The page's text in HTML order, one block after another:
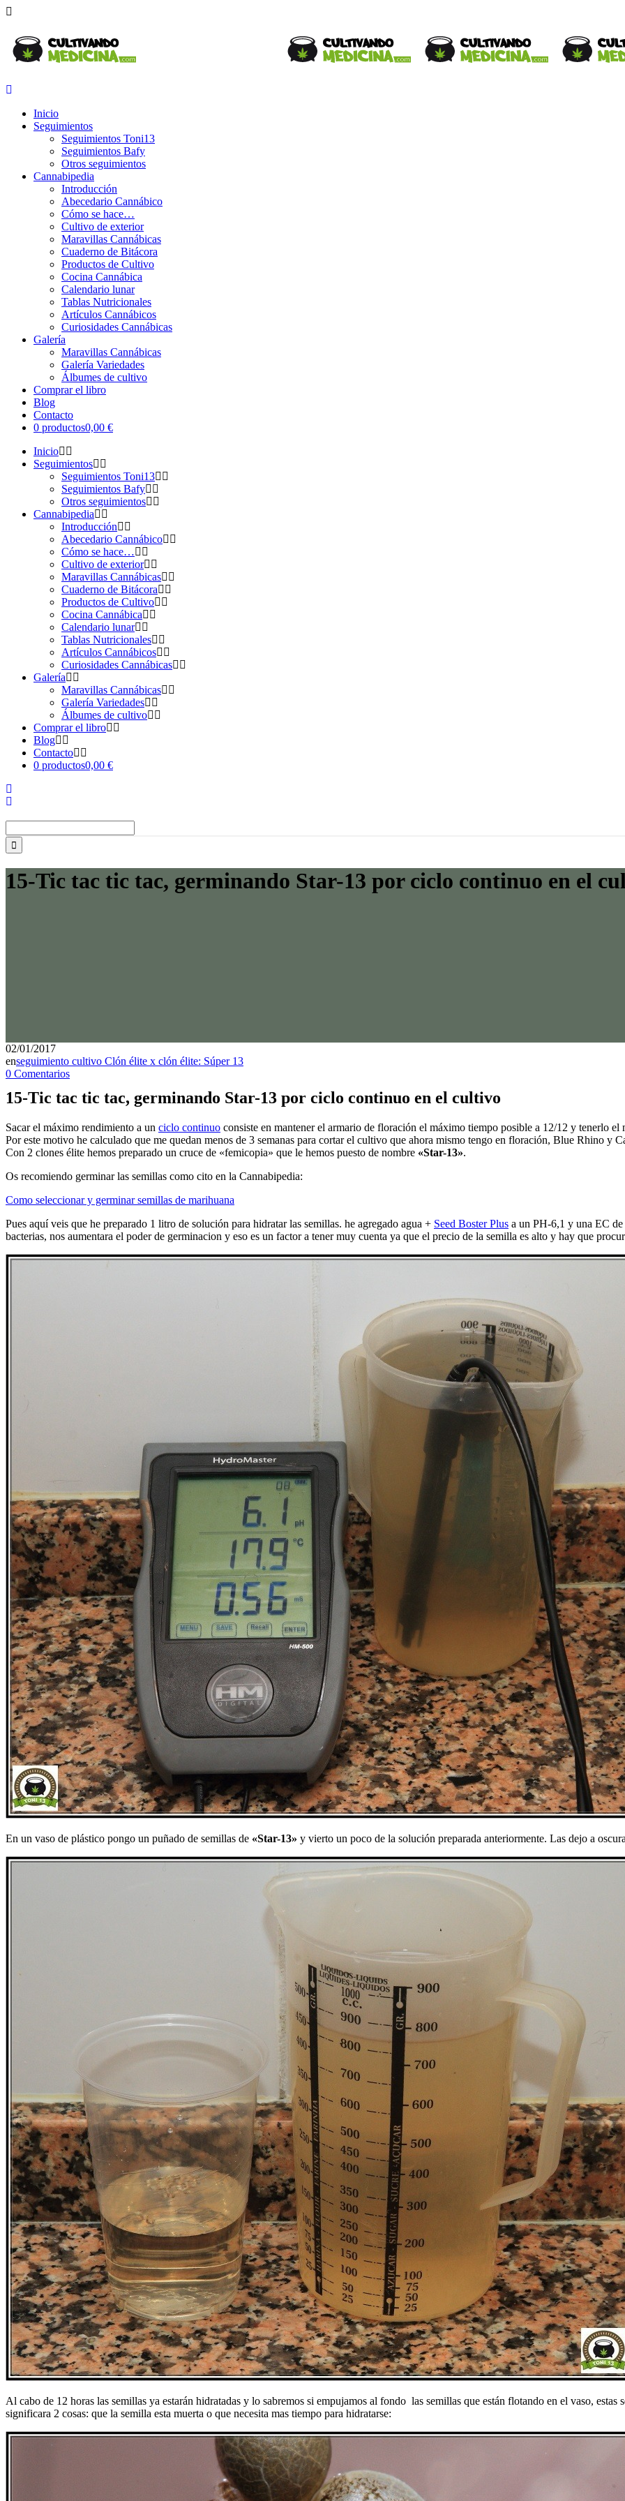
Inicio
Seguimientos
Seguimientos Toni13
Seguimientos Bafy
Otros seguimientos
Cannabipedia
Introducción
Abecedario Cannábico
Cómo se hace…
Cultivo de exterior
Maravillas Cannábicas
Cuaderno de Bitácora
Productos de Cultivo
Cocina Cannábica
Calendario lunar
Tablas Nutricionales
Artículos Cannábicos
Curiosidades Cannábicas
Galería
Maravillas Cannábicas
Galería Variedades
Álbumes de cultivo
Comprar el libro
Blog
Contacto
0 productos0,00 €
Inicio
Seguimientos
Seguimientos Toni13
Seguimientos Bafy
Otros seguimientos
Cannabipedia
Introducción
Abecedario Cannábico
Cómo se hace…
Cultivo de exterior
Maravillas Cannábicas
Cuaderno de Bitácora
Productos de Cultivo
Cocina Cannábica
Calendario lunar
Tablas Nutricionales
Artículos Cannábicos
Curiosidades Cannábicas
Galería
Maravillas Cannábicas
Galería Variedades
Álbumes de cultivo
Comprar el libro
Blog
Contacto
0 productos0,00 €
15-Tic tac tic tac, germinando Star-13 por ciclo continuo en el
02/01/2017
enseguimiento cultivo Clón élite x clón élite: Súper 13
0 Comentarios
15-Tic tac tic tac, germinando Star-13 por ciclo continuo en el cultivo
Sacar el máximo rendimiento a un ciclo continuo consiste en mantener el armario de floración el máximo tiempo posible a 12/12 y tenerlo
Por este motivo he calculado que me quedan menos de 3 semanas para cortar el cultivo que ahora mismo tengo en floración, Blue Rhino y
Con 2 clones élite hemos preparado un cruce de «femicopia» que le hemos puesto de nombre «Star-13».
Os recomiendo germinar las semillas como cito en la Cannabipedia:
Como seleccionar y germinar semillas de marihuana
Pues aquí veis que he preparado 1 litro de solución para hidratar las semillas. he agregado agua + Seed Boster Plus a un PH-6,1 y una EC
bacterias, nos aumentara el poder de germinacion y eso es un factor a tener muy cuenta ya que el precio de la semilla es alto y hay que
En un vaso de plástico pongo un puñado de semillas de «Star-13» y vierto un poco de la solución preparada anteriormente. Las dejo a
Al cabo de 12 horas las semillas ya estarán hidratadas y lo sabremos si empujamos al fondo las semillas que están flotando en el vaso,
significara 2 cosas: que la semilla esta muerta o que necesita mas tiempo para hidratarse: